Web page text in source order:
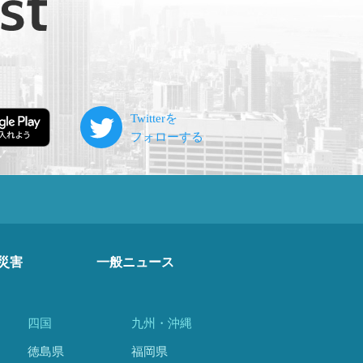
害 一般ニュース
四国
徳島県
九州・沖縄
福岡県